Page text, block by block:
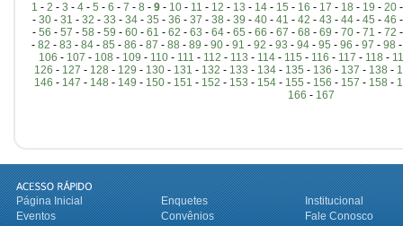
1 - 2 - 3 - 4 - 5 - 6 - 7 - 8 - 9 - 10 - 11 - 12 - 13 - 14 - 15 - 16 - 17 - 18 - 19 - 20
- 30- 31 - 32 - 33 - 34- 35 - 36 - 37 - 38 - 39 - 40- 41 - 42 - 43 - 44- 45 - 46
- 56 - 57 - 58 - 59 - 60- 61 - 62 - 63 - 64- 65 - 66 - 67 - 68 - 69 - 70- 71 - 72
- 82 - 83 - 84 - 85 - 86 - 87 - 88 - 89 - 90 - 91 - 92 - 93 - 94 - 95 - 96 - 97 - 98
106 - 107 - 108 - 109 - 110 - 111 - 112 - 113 - 114 - 115 - 116 - 117 - 118 -
126 - 127 - 128 - 129 - 130- 131 - 132 - 133 - 134- 135 - 136 - 137 - 138 -
146 - 147 - 148 - 149 - 150- 151 - 152 - 153 - 154- 155 - 156 - 157 - 158 -
166 - 167
Página Inicial Enquetes
Institucional
Eventos
Convênios
Fale Conosco